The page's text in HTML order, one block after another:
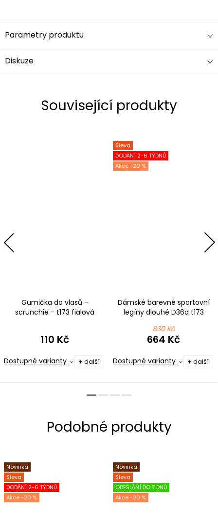
Parametry produktu
Diskuze
Související produkty
Gumička do vlasů -
scrunchie - t173 fialová
110 Kč
Dostupné varianty + další
Sleva
DODÁNÍ 2-6 TÝDNŮ
-20 %
Dámské barevné sportovní
legíny dlouhé D36d t173
830 Kč
664 Kč
Dostupné varianty + další
Novinka
Sleva
DODÁNÍ 2-6 TÝDNŮ
-20 %
Novinka
Sleva
ODESLÁNÍ DO 7 DNŮ
-20 %